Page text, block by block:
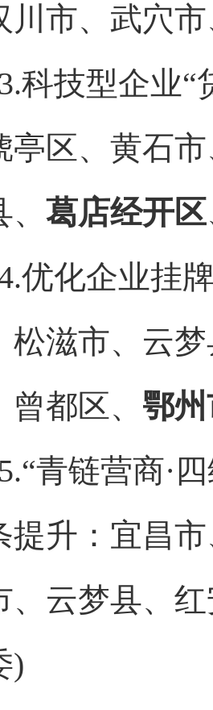
川市、武穴
技型企业“
亭区、黄石
葛店经开区
化企业挂牌
松滋市、云
都区、 鄂
链营商·四
提升：宜昌
、云梦县、
)